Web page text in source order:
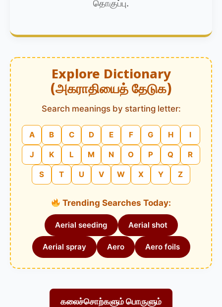
தொகுப்பு.
Explore Dictionary
(அகராதியைத் தேடுக)
Search meanings by starting letter:
A B C D E F G H I
J K L M N O P Q R
S T U V W X Y Z
Trending Searches Today:
Aerial seeding Aerial shot
Aerial spray Aero Aero foils
கலைச்சொற்களும் பொருளும்